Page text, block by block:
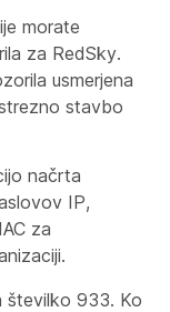
morate
za RedSky.
usmerjena
stavbo
načrta
IP,
za
številko 933. Ko